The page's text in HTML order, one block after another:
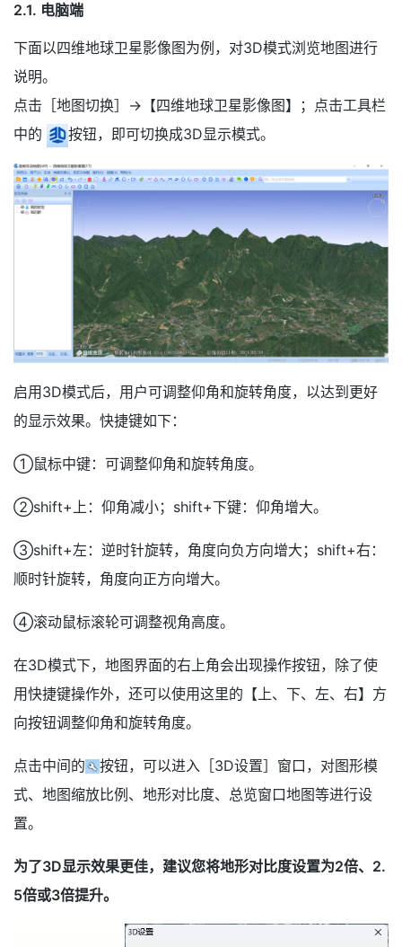
2.1. 电脑端
下面以四维地球卫星影像图为例，对3D模式浏览地图进行
说明。
点击［地图切换］→【四维地球卫星影像图】；点击工具栏
中的
按钮，即可切换成3D显示模式。
启用3D模式后，用户可调整仰角和旋转角度，以达到更好
的显示效果。快捷键如下：
①鼠标中键：可调整仰角和旋转角度。
②shift+上：仰角减小；shift+下键：仰角增大。
③shift+左：逆时针旋转，角度向负方向增大；shift+右：
顺时针旋转，角度向正方向增大。
④滚动鼠标滚轮可调整视角高度。
在3D模式下，地图界面的右上角会出现操作按钮，除了使
用快捷键操作外，还可以使用这里的【上、下、左、右】方
向按钮调整仰角和旋转角度。
点击中间的
按钮，可以进入［3D设置］窗口，对图形模
式、地图缩放比例、地形对比度、总览窗口地图等进行设
置。
为了3D显示效果更佳，建议您将地形对比度设置为2倍、2.
5倍或3倍提升。